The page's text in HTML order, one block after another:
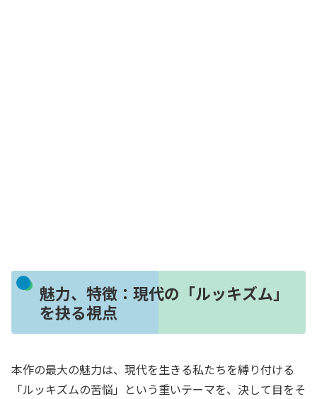
魅力、特徴：現代の「ルッキズム」
を抉る視点
本作の最大の魅力は、現代を生きる私たちを縛り付ける
「ルッキズムの苦悩」という重いテーマを、決して目をそ